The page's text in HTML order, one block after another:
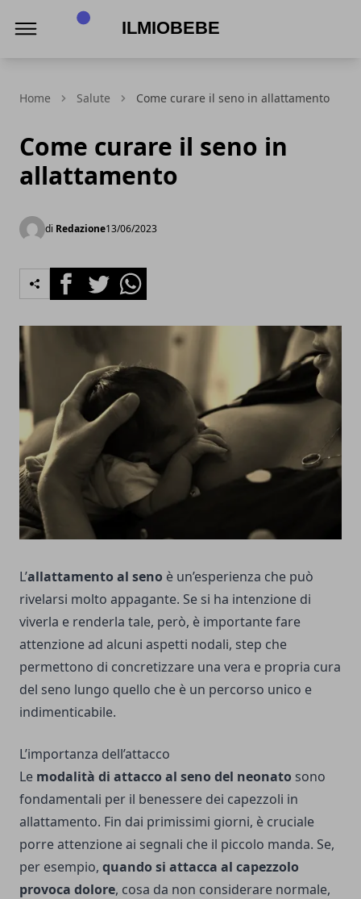
Home Salute Come curare il seno in allattamento
Come curare il seno in
allattamento
di Redazione13/06/2023
FacebookTwitterWhatsapp
L’allattamento al seno è un’esperienza che può
rivelarsi molto appagante. Se si ha intenzione di
viverla e renderla tale, però, è importante fare
attenzione ad alcuni aspetti nodali, step che
permettono di concretizzare una vera e propria cura
del seno lungo quello che è un percorso unico e
indimenticabile.
L’importanza dell’attacco
Le modalità di attacco al seno del neonato sono
fondamentali per il benessere dei capezzoli in
allattamento. Fin dai primissimi giorni, è cruciale
porre attenzione ai segnali che il piccolo manda. Se,
per esempio, quando si attacca al capezzolo
provoca dolore, cosa da non considerare normale,